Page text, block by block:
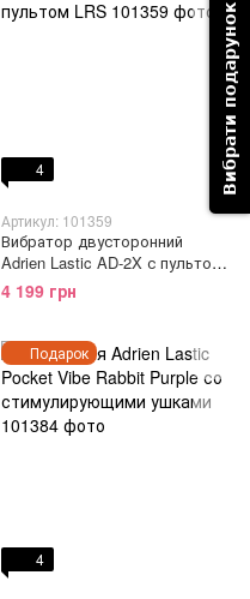
4
Артикул: 101359
Вибратор двусторонний
Adrien Lastic AD-2X с пультом
LRS
4 199 грн
Подарок
4
Вибрати подарунок